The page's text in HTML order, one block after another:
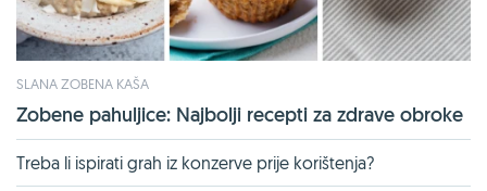
SLANA ZOBENA KAŠA
Zobene pahuljice: Najbolji recepti za zdrave obroke
Treba li ispirati grah iz konzerve prije korištenja?